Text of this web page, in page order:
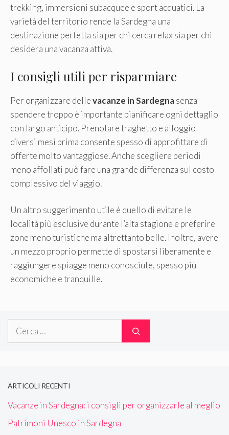
trekking, immersioni subacquee e sport acquatici. La
varietà del territorio rende la Sardegna una
destinazione perfetta sia per chi cerca relax sia per chi
desidera una vacanza attiva.
I consigli utili per risparmiare
Per organizzare dellevacanze in Sardegnasenza
spendere troppo è importante pianificare ogni dettaglio
con largo anticipo. Prenotare traghetto e alloggio
diversi mesi prima consente spesso di approfittare di
offerte molto vantaggiose. Anche scegliere periodi
meno affollati può fare una grande differenza sul costo
complessivo del viaggio.
Un altro suggerimento utile è quello di evitare le
località più esclusive durante l’alta stagione e preferire
zone meno turistiche ma altrettanto belle. Inoltre, avere
un mezzo proprio permette di spostarsi liberamente e
raggiungere spiagge meno conosciute, spesso più
economiche e tranquille.
Ricerca
ARTICOLI RECENTI
Vacanze in Sardegna: i consigli per organizzarle al meglio
Patrimoni Unesco in Sardegna